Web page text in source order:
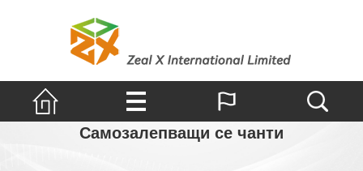
Самозалепващи се чанти